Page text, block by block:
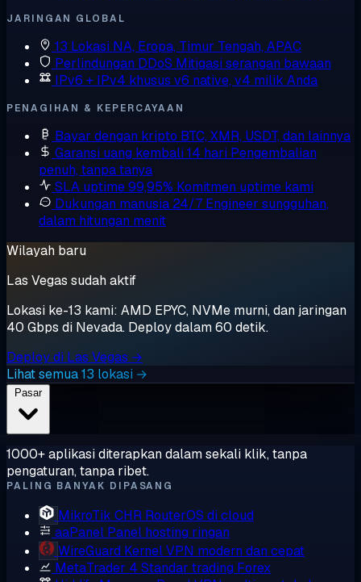
JARINGAN GLOBAL
13 Lokasi NA, Eropa, Timur Tengah, APAC
Perlindungan DDoS Mitigasi serangan bawaan
IPv6 + IPv4 khusus v6 native, v4 milik Anda
PENAGIHAN & KEPERCAYAAN
Bayar dengan kripto BTC, XMR, USDT, dan lainnya
Garansi uang kembali 14 hari Pengembalian
penuh, tanpa tanya
SLA uptime 99,95% Komitmen uptime kami
Dukungan manusia 24/7 Engineer sungguhan,
dalam hitungan menit
Wilayah baru
Las Vegas sudah aktif
Lokasi ke-13 kami: AMD EPYC, NVMe murni, dan jaringan
40 Gbps di Nevada. Deploy dalam 60 detik.
Deploy di Las Vegas →
Lihat semua 13 lokasi →
Pasar
1000+ aplikasi diterapkan dalam sekali klik, tanpa
pengaturan, tanpa ribet.
PALING BANYAK DIPASANG
MikroTik CHR RouterOS di cloud
aaPanel Panel hosting ringan
WireGuard Kernel VPN modern dan cepat
MetaTrader 4 Standar trading Forex